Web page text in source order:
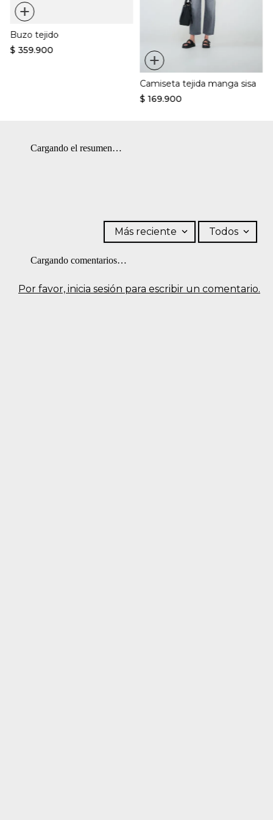
+
Buzo tejido
$ 359.900 +
Camiseta tejida manga sisa
$ 169.900
Cargando el resumen…
Por favor, inicia sesión para escribir un comentario.
Más reciente Todos
Cargando comentarios…